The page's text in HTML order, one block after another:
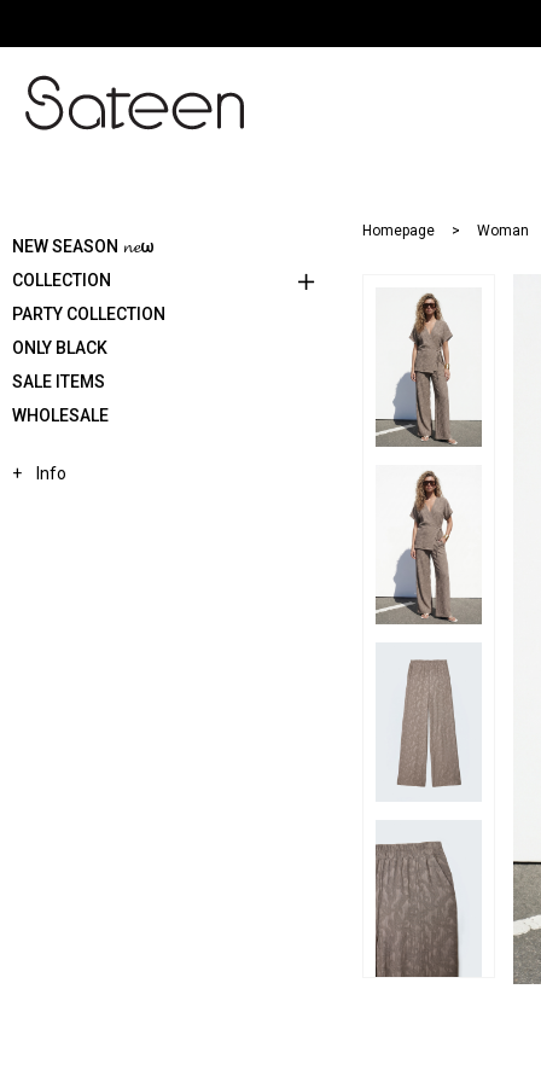
NEW SEASON 𝓷𝓮ω
COLLECTION
PARTY COLLECTION
ONLY BLACK
SALE ITEMS
WHOLESALE
Info
Homepage Woman